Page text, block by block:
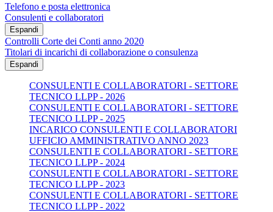
Telefono e posta elettronica
Consulenti e collaboratori
Espandi
Controlli Corte dei Conti anno 2020
Titolari di incarichi di collaborazione o consulenza
Espandi
CONSULENTI E COLLABORATORI - SETTORE
TECNICO LLPP - 2026
CONSULENTI E COLLABORATORI - SETTORE
TECNICO LLPP - 2025
INCARICO CONSULENTI E COLLABORATORI
UFFICIO AMMINISTRATIVO ANNO 2023
CONSULENTI E COLLABORATORI - SETTORE
TECNICO LLPP - 2024
CONSULENTI E COLLABORATORI - SETTORE
TECNICO LLPP - 2023
CONSULENTI E COLLABORATORI - SETTORE
TECNICO LLPP - 2022